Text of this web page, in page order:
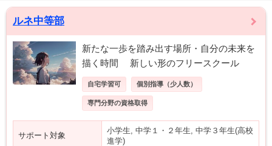
ルネ中等部
新たな一歩を踏み出す場所・自分の未来を
描く時間 新しい形のフリースクール
自宅学習可 個別指導（少人数）
専門分野の資格取得
サポート対象
小学生, 中学１・２年生, 中学３年生(高校
進学)